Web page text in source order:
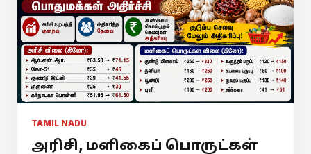
TAMIL NADU
அரிசி, மளிகைப் பொருட்கள்